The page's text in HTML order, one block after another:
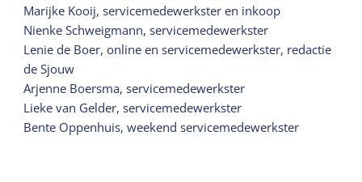
Marijke Kooij, servicemedewerkster en inkoop
Nienke Schweigmann, servicemedewerkster
Lenie de Boer, online en servicemedewerkster, redactie
de Sjouw
Arjenne Boersma, servicemedewerkster
Lieke van Gelder, servicemedewerkster
Bente Oppenhuis, weekend servicemedewerkster